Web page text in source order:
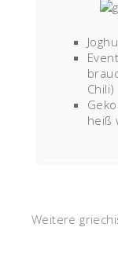
Chili)
heiß
Weitere